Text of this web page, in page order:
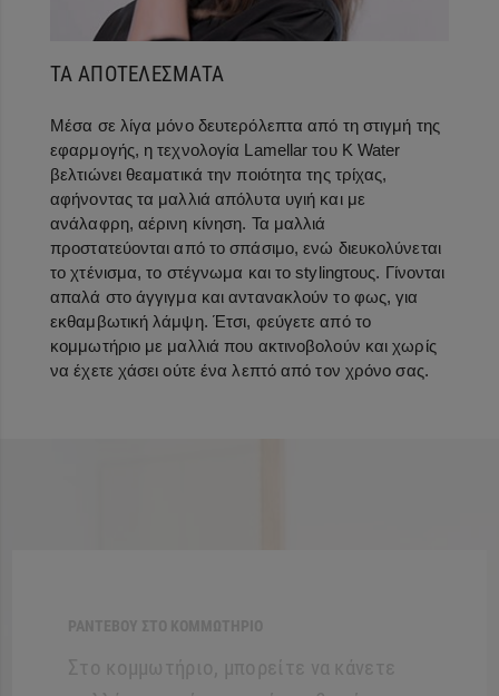
ΤΑ ΑΠΟΤΕΛΕΣΜΑΤΑ
Μέσα σε λίγα μόνο δευτερόλεπτα από τη στιγμή της
εφαρμογής, η τεχνολογία Lamellar του K Water
βελτιώνει θεαματικά την ποιότητα της τρίχας,
αφήνοντας τα μαλλιά απόλυτα υγιή και με
ανάλαφρη, αέρινη κίνηση. Τα μαλλιά
προστατεύονται από το σπάσιμο, ενώ διευκολύνεται
το χτένισμα, το στέγνωμα και τοstylingτους. Γίνονται
απαλά στο άγγιγμα και αντανακλούν το φως, για
εκθαμβωτική λάμψη. Έτσι, φεύγετε από το
κομμωτήριο με μαλλιά που ακτινοβολούν και χωρίς
να έχετε χάσει ούτε ένα λεπτό από τον χρόνο σας.